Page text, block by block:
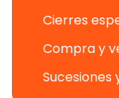
Cierres
Compra y